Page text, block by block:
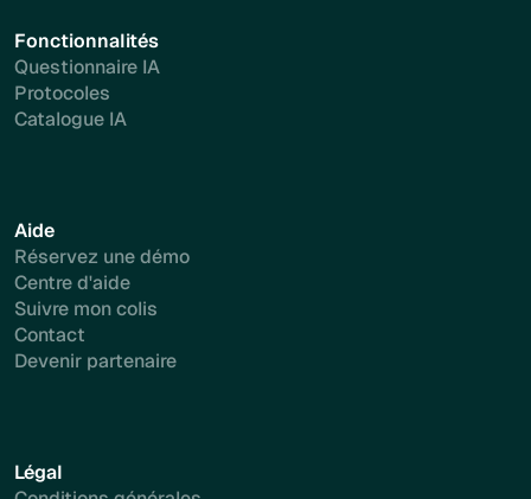
Fonctionnalités
Questionnaire IA
Protocoles
Catalogue IA
Aide
Réservez une démo
Centre d'aide
Suivre mon colis
Contact
Devenir partenaire
Légal